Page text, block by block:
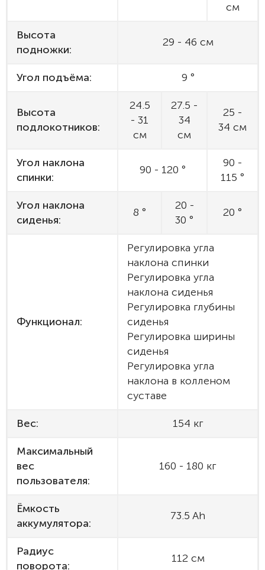
см
Высота
подножки:
29 - 46 см
Угол подъёма: 9 °
Высота
подлокотников:
24.5
- 31
см
27.5 -
34
см
25 -
34 см
Угол наклона
спинки:
90 - 120 °
90 -
115 °
Угол наклона
сиденья:
8 °
20 -
30 °
20 °
Функционал:
Регулировка угла
наклона спинки
Регулировка угла
наклона сиденья
Регулировка глубины
сиденья
Регулировка ширины
сиденья
Регулировка угла
наклона в колленом
суставе
Вес: 154 кг
Максимальный
вес
пользователя:
160 - 180 кг
Ёмкость
аккумулятора:
73.5 Ah
Радиус
поворота:
112 см